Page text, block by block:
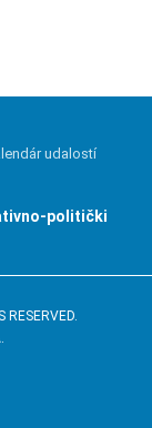
udalostí
politički
RESERVED.